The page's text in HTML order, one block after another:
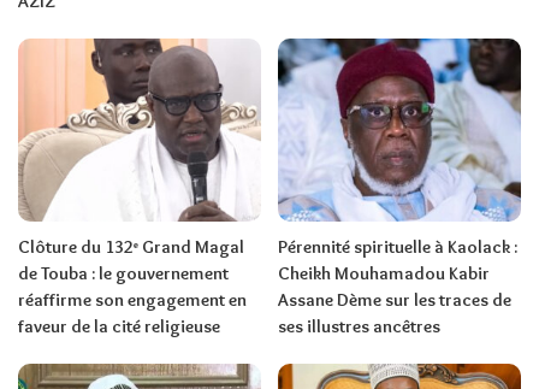
Clôture du 132ᵉ Grand Magal
de Touba : le gouvernement
réaffirme son engagement en
faveur de la cité religieuse
Pérennité spirituelle à Kaolack :
Cheikh Mouhamadou Kabir
Assane Dème sur les traces de
ses illustres ancêtres